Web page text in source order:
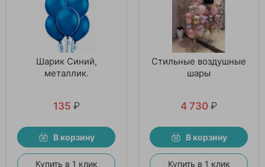
Шарик Синий,
металлик.
135 ₽
В корзину
Купить в 1 клик
Стильные воздушные
шары
4 730 ₽
В корзину
Купить в 1 клик